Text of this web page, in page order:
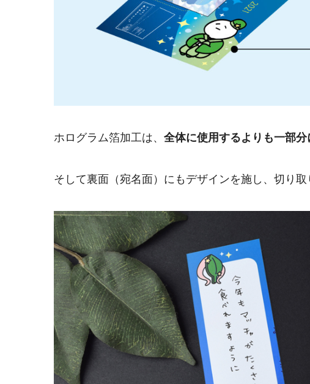
ホログラム箔加工は、 全体に使用するよりも一部
そして裏面（宛名面）にもデザインを施し、切り取